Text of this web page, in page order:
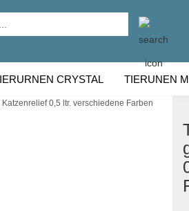
CRYSTAL TIERUNEN
0,5 ltr. verschiedene Farben